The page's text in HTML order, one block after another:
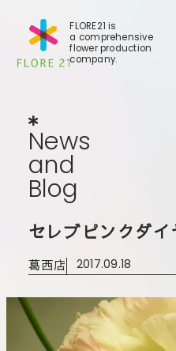
FLORE21 is
a comprehensive
flower production
company.
News
News
and
and
Blog
Blog
セレブピンクダイ
葛西店 2017.09.18
大田本店
大田支店
大田新店
葛西店